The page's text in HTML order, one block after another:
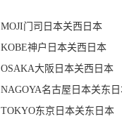
MOJI门司 日本关西 日本
KOBE神户 日本关西 日本
OSAKA大阪 日本关西 日本
NAGOYA名古屋 日本关东
TOKYO东京 日本关东 日本